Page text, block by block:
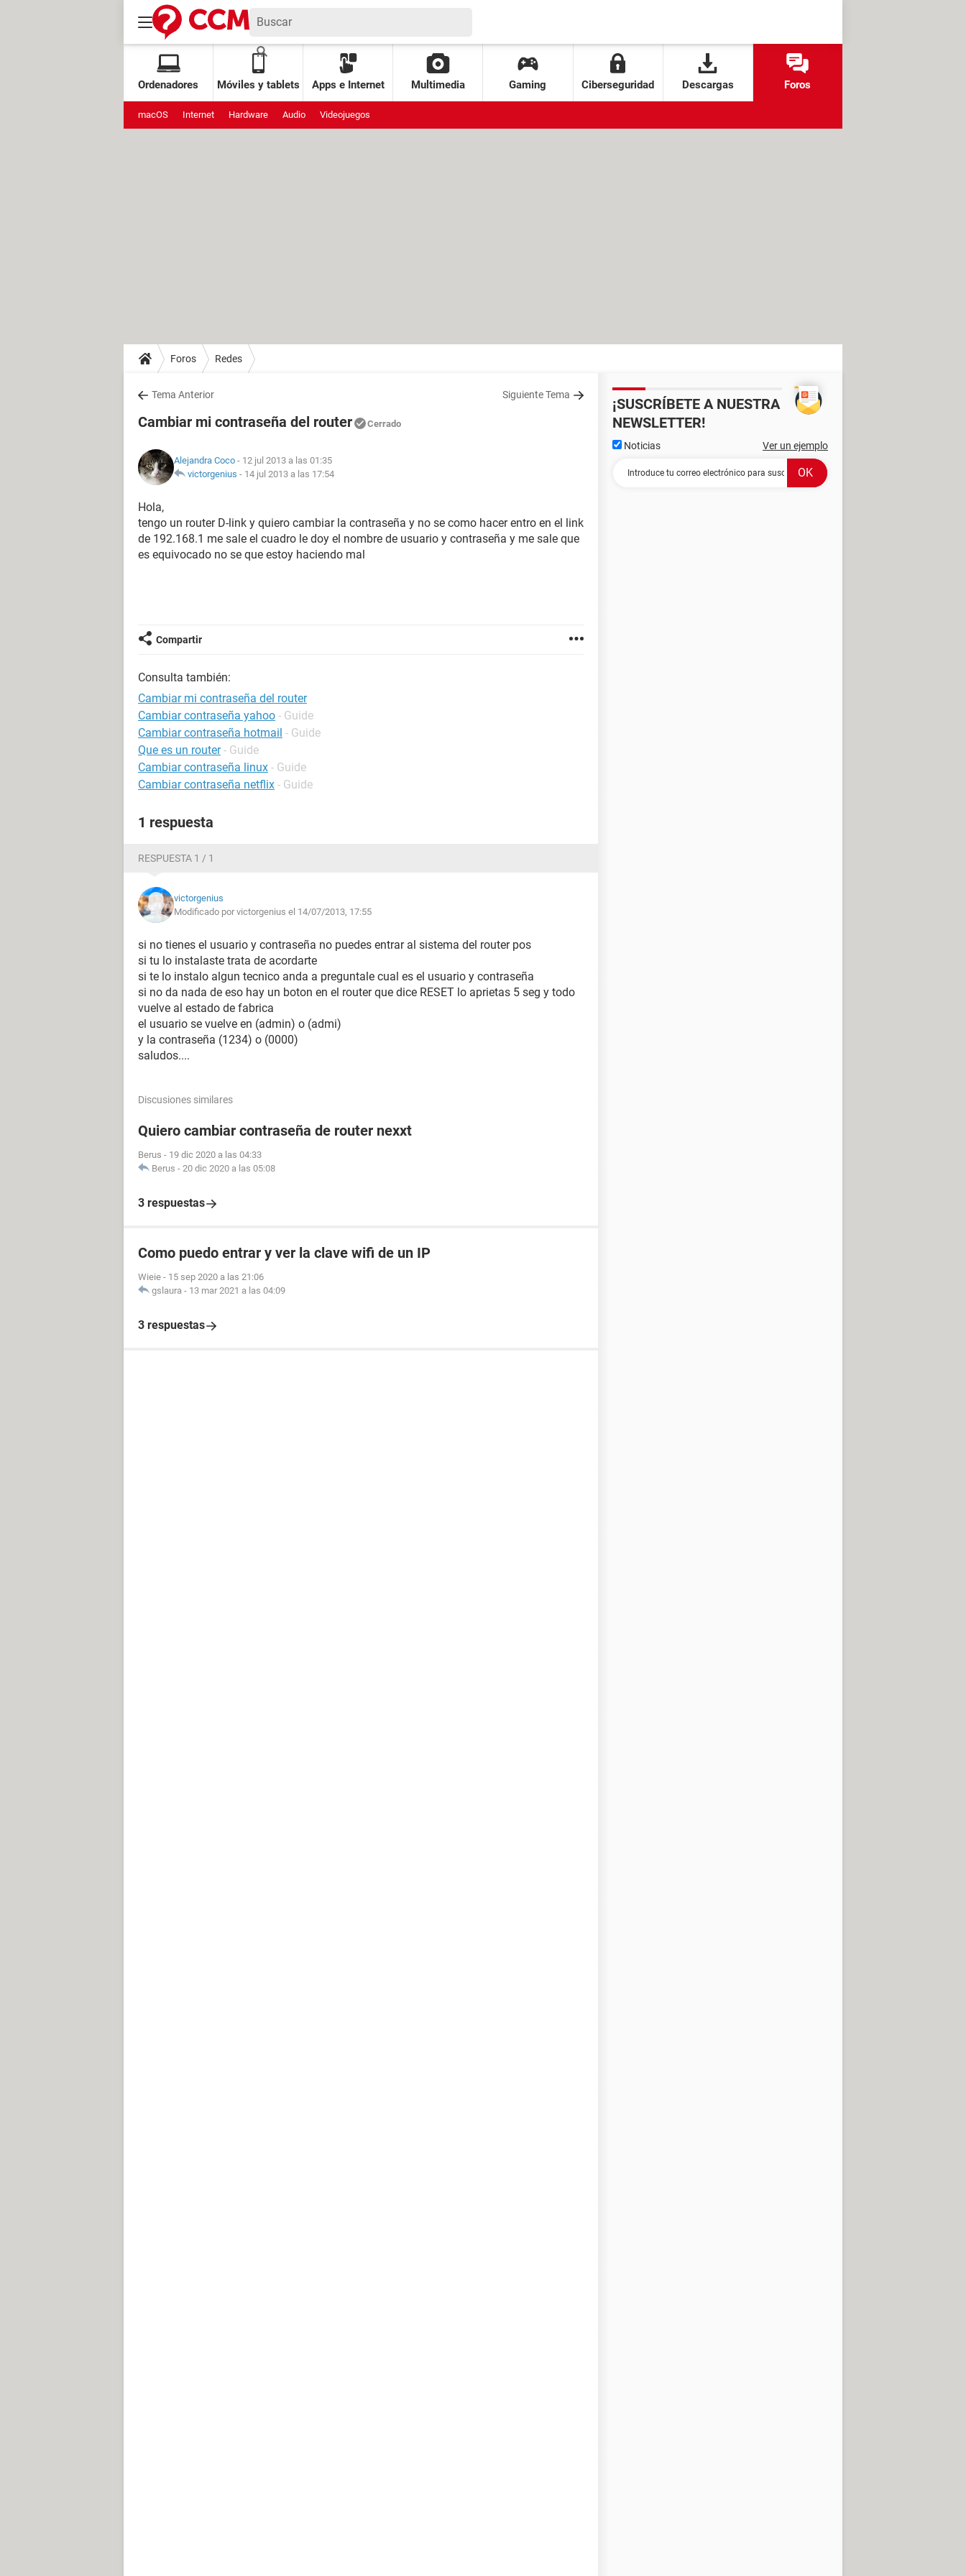
Ordenadores Móviles y tablets Apps e Internet Multimedia Gaming Ciberseguridad Descargas Foros
macOS Internet Hardware Audio Videojuegos
Foros Redes
Tema Anterior Siguiente Tema
Cambiar mi contraseña del router Cerrado
Alejandra Coco - 12 jul 2013 a las 01:35
victorgenius - 14 jul 2013 a las 17:54
Hola,
tengo un router D-link y quiero cambiar la contraseña y no se como hacer entro en el link
de 192.168.1 me sale el cuadro le doy el nombre de usuario y contraseña y me sale que
es equivocado no se que estoy haciendo mal
Compartir
Consulta también:
Cambiar mi contraseña del router
Cambiar contraseña yahoo - Guide
Cambiar contraseña hotmail - Guide
Que es un router - Guide
Cambiar contraseña linux - Guide
Cambiar contraseña netflix - Guide
1 respuesta
RESPUESTA 1 / 1
victorgenius
Modificado por victorgenius el 14/07/2013, 17:55
si no tienes el usuario y contraseña no puedes entrar al sistema del router pos
si tu lo instalaste trata de acordarte
si te lo instalo algun tecnico anda a preguntale cual es el usuario y contraseña
si no da nada de eso hay un boton en el router que dice RESET lo aprietas 5 seg y todo
vuelve al estado de fabrica
el usuario se vuelve en (admin) o (admi)
y la contraseña (1234) o (0000)
saludos....
Discusiones similares
Quiero cambiar contraseña de router nexxt
Berus - 19 dic 2020 a las 04:33
Berus - 20 dic 2020 a las 05:08
3 respuestas
Como puedo entrar y ver la clave wifi de un IP
Wieie - 15 sep 2020 a las 21:06
gslaura - 13 mar 2021 a las 04:09
3 respuestas
¡SUSCRÍBETE A NUESTRA
NEWSLETTER!
Noticias Ver un ejemplo